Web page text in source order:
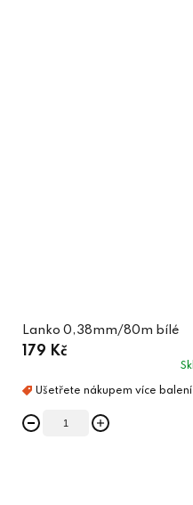
Lanko 0,38mm/80m bílé
179 Kč